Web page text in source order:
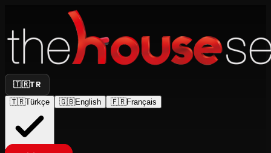
🇹🇷TR
🇹🇷Türkçe 🇬🇧English 🇫🇷Français